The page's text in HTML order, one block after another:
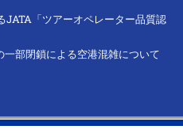
JATA「ツアーオペレーター品質認
一部閉鎖による空港混雑について